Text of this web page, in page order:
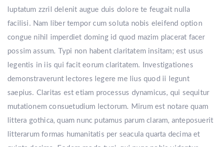
luptatum zzril delenit augue duis dolore te feugait nulla
facilisi. Nam liber tempor cum soluta nobis eleifend option
congue nihil imperdiet doming id quod mazim placerat facer
possim assum. Typi non habent claritatem insitam; est usus
legentis in iis qui facit eorum claritatem. Investigationes
demonstraverunt lectores legere me lius quod ii legunt
saepius. Claritas est etiam processus dynamicus, qui sequitur
mutationem consuetudium lectorum. Mirum est notare quam
littera gothica, quam nunc putamus parum claram, anteposuerit
litterarum formas humanitatis per seacula quarta decima et